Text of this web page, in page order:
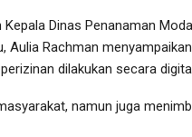
Dinas Penanaman
Aulia Rachman
dilakukan secara
namun juga